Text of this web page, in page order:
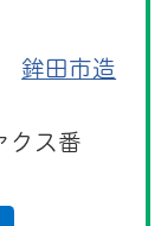
鉾田市造
ス番